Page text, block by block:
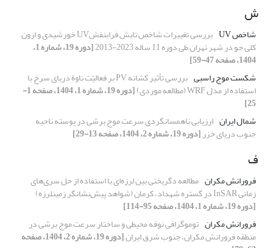
ش
شاخص UV بررسی تغییرات شاخص تابش فرابنفشUV خورشیدی و ازون
کلی جو در شهر تهران طی دوره 11 ساله 2023-2013 [دوره 19، شماره 1،
1404، صفحه 47-59]
شکست موج راسبی
بررسی تأثیر کشانه PV بر فعالیّت ناوة دریای سرخ با
استفاده از مدل WRF (مطالعه موردی) [دوره 19، شماره 1، 1404، صفحه 1-
25]
شمال ایران ارزیابی ناهمسانگردی سرعت موج برشی در پوسته ناحیه
جنوب دریای خزر[دوره 19، شماره 2، 1404، صفحه 13-29]
ف
فرورانش مکران مطالعه دگریختی بین لرزه‌ای با استفاده از حل سری‌های
زمانی InSAR در گستره شهداد، کرمان (شواهد پیش‌نشانگر زمینلرزه)
[دوره 19، شماره 1، 1404، صفحه 95-114]
فرورانش مکران توموگرافی نوفه محیطی و ساختار سرعت موج برشی در
منطقه فرورانش مکران، جنوب شرق ایران [دوره 19، شماره 2، 1404، صفحه